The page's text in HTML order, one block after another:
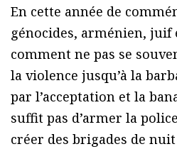
En cette année de
génocides, arménien, juif
comment ne pas se
la violence jusqu’à la
par l’acceptation et la
suffit pas d’armer la
créer des brigades de